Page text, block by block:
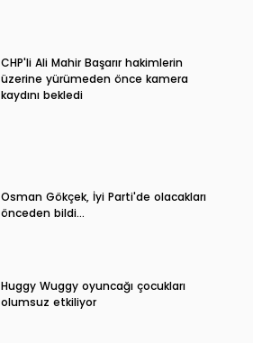
CHP'li Ali Mahir Başarır hakimlerin
üzerine yürümeden önce kamera
kaydını bekledi
Osman Gökçek, İyi Parti'de olacakları
önceden bildi...
Huggy Wuggy oyuncağı çocukları
olumsuz etkiliyor